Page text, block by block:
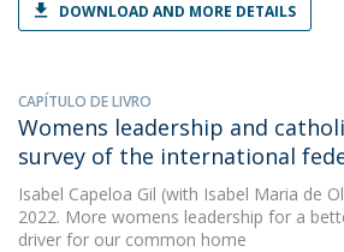
DOWNLOAD AND MORE DETAILS
CAPÍTULO DE LIVRO
Womens leadership and
survey of the international
Isabel Capeloa Gil (with Isabel Maria de
2022. More womens leadership for a
driver for our common home